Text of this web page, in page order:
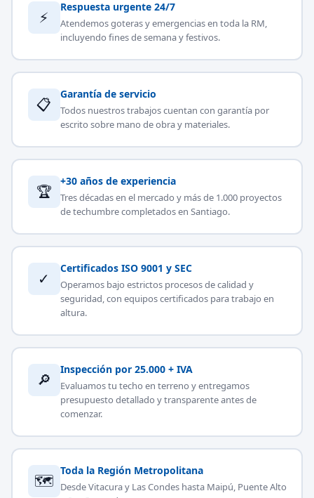
⚡
Respuesta urgente 24/7
Atendemos goteras y emergencias en toda la RM,
incluyendo fines de semana y festivos.
📋
Garantía de servicio
Todos nuestros trabajos cuentan con garantía por
escrito sobre mano de obra y materiales.
🏆
+30 años de experiencia
Tres décadas en el mercado y más de 1.000 proyectos
de techumbre completados en Santiago.
✓
Certificados ISO 9001 y SEC
Operamos bajo estrictos procesos de calidad y
seguridad, con equipos certificados para trabajo en
altura.
🔎
Inspección por 25.000 + IVA
Evaluamos tu techo en terreno y entregamos
presupuesto detallado y transparente antes de
comenzar.
🗺
Toda la Región Metropolitana
Desde Vitacura y Las Condes hasta Maipú, Puente Alto